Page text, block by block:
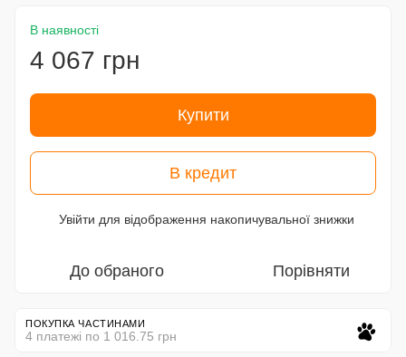
В наявності
4 067 грн
Купити
В кредит
Увійти для відображення накопичувальної знижки
До обраного Порівняти
ПОКУПКА ЧАСТИНАМИ
4 платежі по 1 016.75 грн